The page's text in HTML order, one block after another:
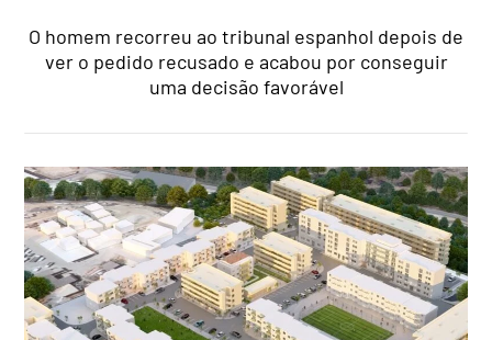
O homem recorreu ao tribunal espanhol depois de
ver o pedido recusado e acabou por conseguir
uma decisão favorável